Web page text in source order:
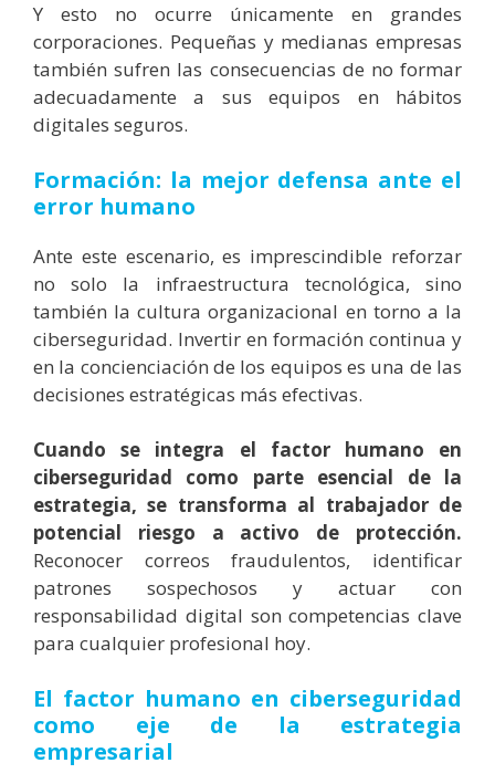
Y esto no ocurre únicamente en grandes
corporaciones. Pequeñas y medianas empresas
también sufren las consecuencias de no formar
adecuadamente a sus equipos en hábitos
digitales seguros.
Formación: la mejor defensa ante el
error humano
Ante este escenario, es imprescindible reforzar
no solo la infraestructura tecnológica, sino
también la cultura organizacional en torno a la
ciberseguridad. Invertir en formación continua y
en la concienciación de los equipos es una de las
decisiones estratégicas más efectivas.
Cuando se integra el factor humano en
ciberseguridad como parte esencial de la
estrategia, se transforma al trabajador de
potencial riesgo a activo de protección.
Reconocer correos fraudulentos, identificar
patrones sospechosos y actuar con
responsabilidad digital son competencias clave
para cualquier profesional hoy.
El factor humano en ciberseguridad
como eje de la estrategia
empresarial